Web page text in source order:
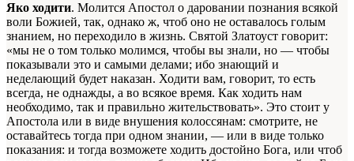
Яко ходити. Молится Апостол о даровании познания всякой
воли Божией, так, однако ж, чтоб оно не оставалось голым
знанием, но переходило в жизнь. Святой Златоуст говорит:
«мы не о том только молимся, чтобы вы знали, но — чтобы
показывали это и самыми делами; ибо знающий и
неделающий будет наказан. Ходити вам, говорит, то есть
всегда, не однажды, а во всякое время. Как ходить нам
необходимо, так и правильно жительствовать». Это стоит у
Апостола или в виде внушения колоссянам: смотрите, не
оставайтесь тогда при одном знании, — или в виде только
показания: и тогда возможете ходить достойно Бога, или чтоб